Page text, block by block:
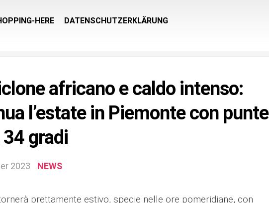
HERE DATENSCHUTZERKLÄRUNG
africano e caldo intenso:
l’estate in Piemonte con punte
gradi
2023 NEWS
prettamente estivo, specie nelle ore pomeridiane, con